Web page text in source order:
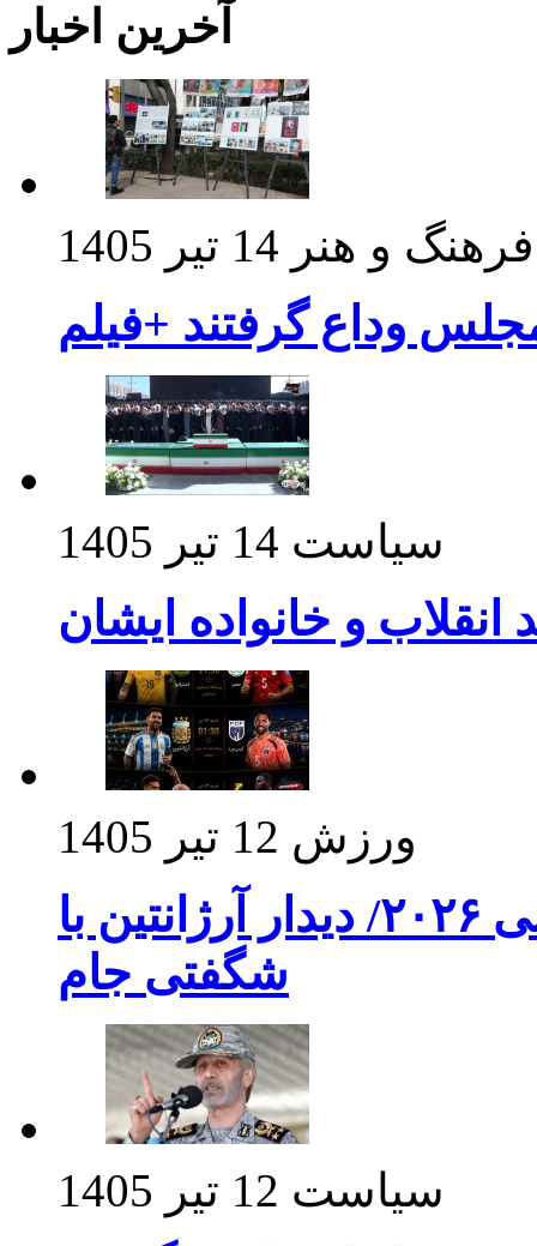
آخرین اخبار
فرهنگ و هنر 14 تیر 1405
وداع گرفتند +فیلم
سیاست 14 تیر 1405
انقلاب و خانواده ایشان
ورزش 12 تیر 1405
برنامه بازی های امشب جام جهانی ۲۰۲۶/ دیدار آرژانتین با
شگفتی جام
سیاست 12 تیر 1405